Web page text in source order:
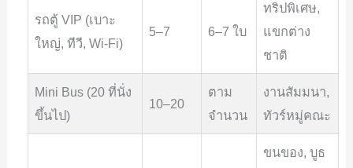
รถตู้ VIP (เบาะ
ใหญ่, ทีวี, Wi-Fi)
5–7 6–7 ใบ
ทริปพิเศษ,
แขกต่าง
ชาติ
Mini Bus (20 ที่นั่ง
ขึ้นไป)
10–20
ตาม
จำนวน
งานสัมมนา,
ทัวร์หมู่คณะ
ขนของ, บูธ